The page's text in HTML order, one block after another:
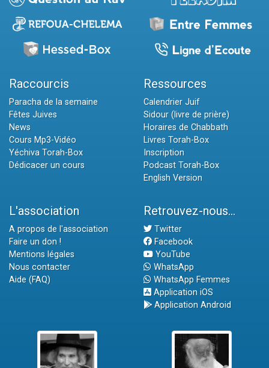
Raccourcis
Paracha de la semaine
Fêtes Juives
News
Cours Mp3-Vidéo
Yéchiva Torah-Box
Dédicacer un cours
Ressources
Calendrier Juif
Sidour (livre de prière)
Horaires de Chabbath
Livres Torah-Box
Inscription
Podcast Torah-Box
English Version
L'association
A propos de l'association
Faire un don !
Mentions légales
Nous contacter
Aide (FAQ)
Retrouvez-nous...
Twitter
Facebook
YouTube
WhatsApp
WhatsApp Femmes
Application iOS
Application Android